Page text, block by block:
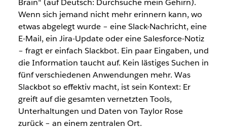
Brain“ (auf Deutsch: Durchsuche mein Gehirn).
Wenn sich jemand nicht mehr erinnern kann, wo
etwas abgelegt wurde – eine Slack-Nachricht, eine
E-Mail, ein Jira-Update oder eine Salesforce-Notiz
– fragt er einfach Slackbot. Ein paar Eingaben, und
die Information taucht auf. Kein lästiges Suchen in
fünf verschiedenen Anwendungen mehr. Was
Slackbot so effektiv macht, ist sein Kontext: Er
greift auf die gesamten vernetzten Tools,
Unterhaltungen und Daten von Taylor Rose
zurück – an einem zentralen Ort.